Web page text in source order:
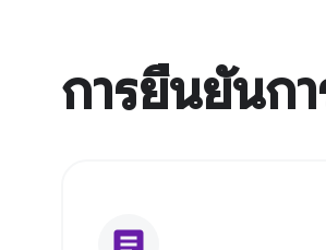
การยืนยันก